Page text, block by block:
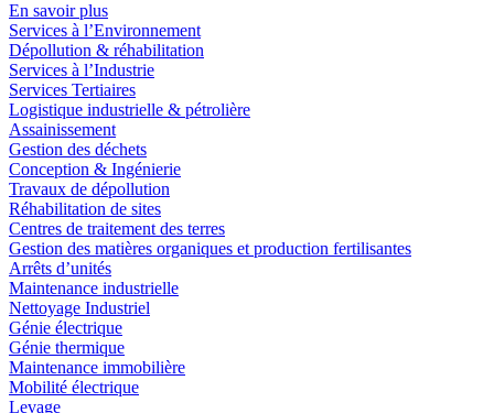
En savoir plus
Services à l’Environnement
Dépollution & réhabilitation
Services à l’Industrie
Services Tertiaires
Logistique industrielle & pétrolière
Assainissement
Gestion des déchets
Conception & Ingénierie
Travaux de dépollution
Réhabilitation de sites
Centres de traitement des terres
Gestion des matières organiques et production fertilisantes
Arrêts d’unités
Maintenance industrielle
Nettoyage Industriel
Génie électrique
Génie thermique
Maintenance immobilière
Mobilité électrique
Levage